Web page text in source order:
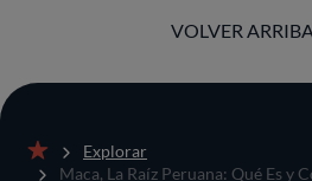
VOLVER ARRIBA
Inicio
Explorar
Maca, La Raíz Peruana: Qué Es y